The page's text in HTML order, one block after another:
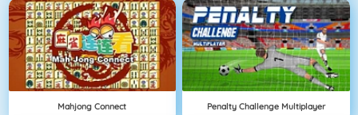
Mahjong Connect Penalty Challenge Multiplayer